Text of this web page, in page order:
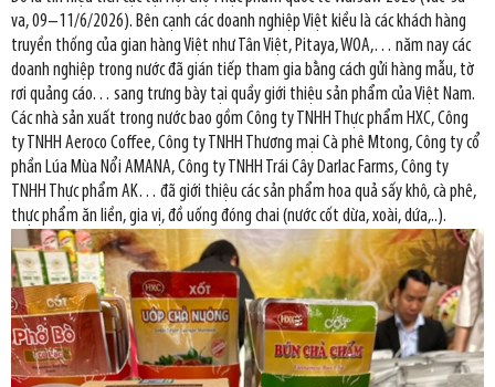
va, 09–11/6/2026). Bên cạnh các doanh nghiệp Việt kiều là các khách hàng
truyền thống của gian hàng Việt như Tân Việt, Pitaya, WOA,… năm nay các
doanh nghiệp trong nước đã gián tiếp tham gia bằng cách gửi hàng mẫu, tờ
rơi quảng cáo… sang trưng bày tại quầy giới thiệu sản phẩm của Việt Nam.
Các nhà sản xuất trong nước bao gồm Công ty TNHH Thực phẩm HXC, Công
ty TNHH Aeroco Coffee, Công ty TNHH Thương mại Cà phê Mtong, Công ty cổ
phần Lúa Mùa Nổi AMANA, Công ty TNHH Trái Cây Darlac Farms, Công ty
TNHH Thực phẩm AK… đã giới thiệu các sản phẩm hoa quả sấy khô, cà phê,
thực phẩm ăn liền, gia vị, đồ uống đóng chai (nước cốt dừa, xoài, dứa,..).